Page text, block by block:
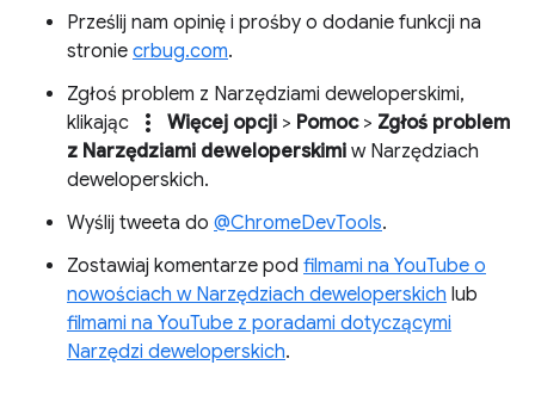
Prześlij nam opinię i prośby o dodanie funkcji na
stronie crbug.com.
Zgłoś problem z Narzędziami deweloperskimi,
klikając
more_vert Więcej opcji > Pomoc> Zgłoś problem
z Narzędziami deweloperskimi w Narzędziach
deweloperskich.
Wyślij tweeta do @ChromeDevTools.
Zostawiaj komentarze pod filmami na YouTube o
nowościach w Narzędziach deweloperskich lub
filmami na YouTube z poradami dotyczącymi
Narzędzi deweloperskich.